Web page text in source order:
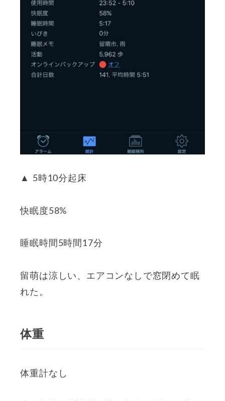
▲ 5時10分起床
快眠度58%
睡眠時間5時間17分
留萌は涼しい、エアコンなしで窓閉めて眠
れた。
体重
体重計なし